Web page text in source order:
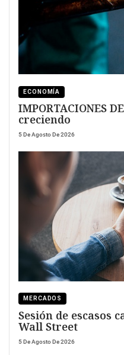
ECONOMÍA
IMPORTACIONES
creciendo
5 De Agosto De 2026
MERCADOS
Sesión de escasos
Wall Street
5 De Agosto De 2026